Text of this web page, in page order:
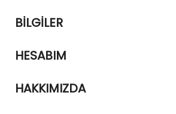
BILGILER
HESABIM
HAKKIMIZDA